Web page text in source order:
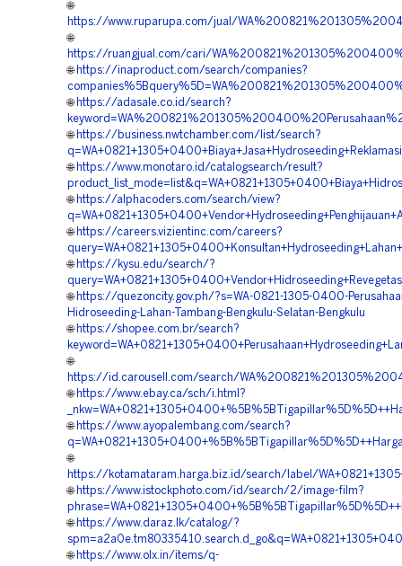
🌐
https://www.ruparupa.com/jual/
🌐
https://ruangjual.com/cari/
🌐 https://inaproduct.com/search/companies?
🌐 https://adasale.co.id/search?
🌐 https://business.nwtchamber.com/list/search?
🌐 https://www.monotaro.id/catalogsearch/result?
🌐 https://alphacoders.com/search/view?
🌐 https://careers.vizientinc.com/careers?
🌐 https://kysu.edu/search/?
🌐 https://quezoncity.gov.ph/?s=WA-0821-1305-0400-
Hidroseeding-Lahan-Tambang-Bengkulu-Selatan-Bengkulu
🌐 https://shopee.com.br/search?
🌐
https://id.carousell.com/search/
🌐 https://www.ebay.ca/sch/i.html?
🌐 https://www.ayopalembang.com/search?
🌐
https://kotamataram.harga.biz.id/search/label/
🌐 https://www.istockphoto.com/id/search/2/image-film?
🌐 https://www.daraz.lk/catalog/?
🌐 https://www.olx.in/items/q-